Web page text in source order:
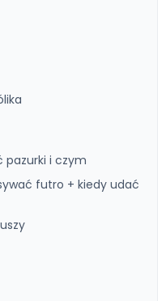
pazurki i czym
futro + kiedy udać